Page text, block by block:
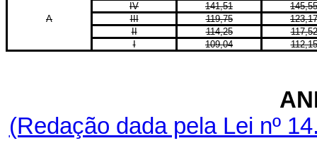
A
IV
141,51
145,55
III
119,75
123,17
II
114,25
117,52
I
109,04 112,15
(Redação dada pela Lei nº